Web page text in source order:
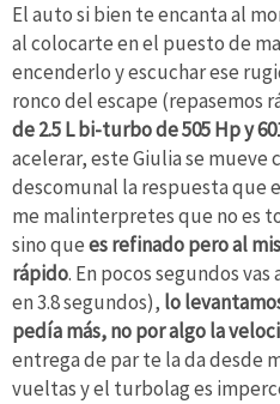
El auto si bien te encanta al
al colocarte en el puesto de
encenderlo y escuchar ese
ronco del escape (repasemos
de 2.5 L bi-turbo de 505 Hp y
acelerar, este Giulia se mueve
descomunal la respuesta que
me malinterpretes que no es
sino quees refinado pero al
rápido. En pocos segundos
en 3.8 segundos), lo
pedía más, no por algo la
entrega de par te la da desde
vueltas y el turbolag es